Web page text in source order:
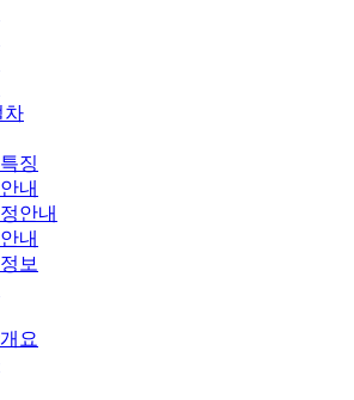
차
징
내
안내
내
보
요